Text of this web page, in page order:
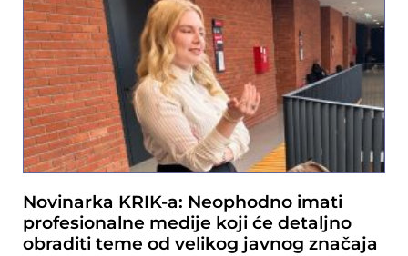
Novinarka KRIK-a: Neophodno imati
profesionalne medije koji će detaljno
obraditi teme od velikog javnog značaja